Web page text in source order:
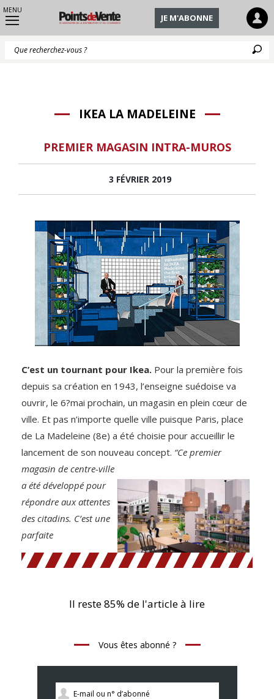
MENU
JE M'ABONNE
IKEA LA MADELEINE
PREMIER MAGASIN INTRA-MUROS
3 FÉVRIER 2019
C’est un tournant pour Ikea. Pour la première fois
depuis sa création en 1943, l’enseigne suédoise va
ouvrir, le 6?mai prochain, un magasin en plein cœur de
ville. Et pas n’importe quelle ville puisque Paris, place
de La Madeleine (8e) a été choisie pour accueillir le
lancement de son nouveau concept. “Ce premier
magasin de centre-ville
a été développé pour
répondre aux attentes
des citadins. C’est une
parfaite
Il reste 85% de l'article à lire
Vous êtes abonné ?